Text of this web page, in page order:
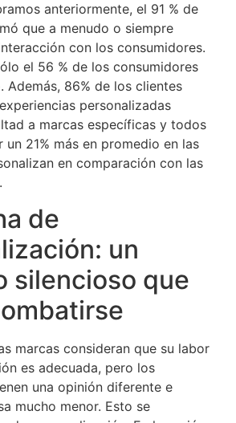
anteriormente, el 91 % de
que a menudo o siempre
con los consumidores.
el 56 % de los consumidores
Además, 86% de los clientes
personalizadas
a marcas específicas y todos
21% más en promedio en las
en comparación con las
de
un
silencioso que
marcas consideran que su labor
es adecuada, pero los
una opinión diferente e
mucho menor. Esto se